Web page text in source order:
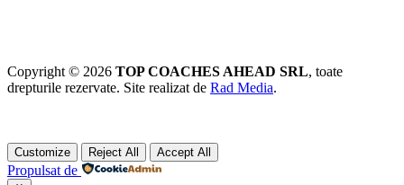
Copyright © 2026 TOP COACHES AHEAD SRL, toate
drepturile rezervate. Site realizat de Rad Media.
Customize Reject All Accept All
Propulsat de